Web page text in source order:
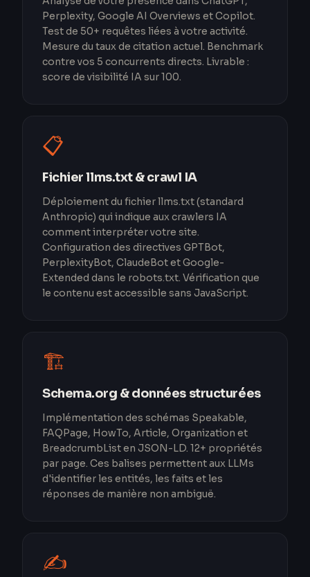
Perplexity, Google AI Overviews et Copilot.
Test de 50+ requêtes liées à votre activité.
Mesure du taux de citation actuel. Benchmark
contre vos 5 concurrents directs. Livrable :
score de visibilité IA sur 100.
📋
Fichier llms.txt & crawl IA
Déploiement du fichier llms.txt (standard
Anthropic) qui indique aux crawlers IA
comment interpréter votre site.
Configuration des directives GPTBot,
PerplexityBot, ClaudeBot et Google-
Extended dans le robots.txt. Vérification que
le contenu est accessible sans JavaScript.
🏗️
Schema.org & données structurées
Implémentation des schémas Speakable,
FAQPage, HowTo, Article, Organization et
BreadcrumbList en JSON-LD. 12+ propriétés
par page. Ces balises permettent aux LLMs
d'identifier les entités, les faits et les
réponses de manière non ambiguë.
✍️